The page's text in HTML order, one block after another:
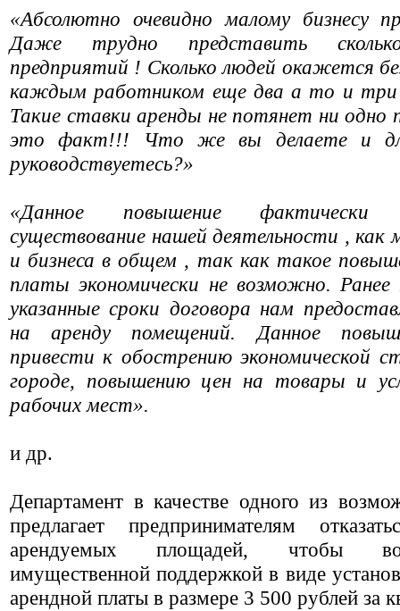
«Абсолютно очевидно малому бизнесу
Даже трудно представить
предприятий ! Сколько людей окажется
каждым работником еще два а то и три
Такие ставки аренды не потянет ни одно
это факт!!! Что же вы делаете и
руководствуетесь?»
«Данное повышение фактически
существование нашей деятельности , как
и бизнеса в общем , так как такое
платы экономически не возможно.
указанные сроки договора нам
на аренду помещений. Данное
привести к обострению экономической
городе, повышению цен на товары и
рабочих мест».
и др.
Департамент в качестве одного из
предлагает предпринимателям
арендуемых площадей, чтобы
имущественной поддержкой в виде
арендной платы в размере 3 500 рублей за